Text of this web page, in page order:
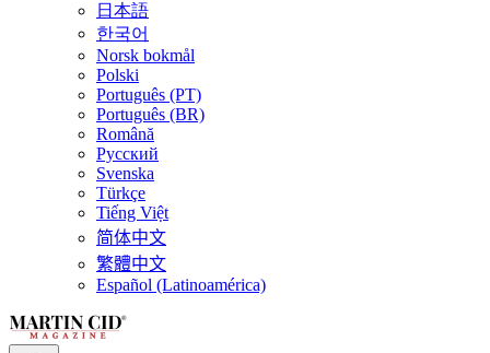
日本語
한국어
Norsk bokmål
Polski
Português (PT)
Português (BR)
Română
Русский
Svenska
Türkçe
Tiếng Việt
简体中文
繁體中文
Español (Latinoamérica)